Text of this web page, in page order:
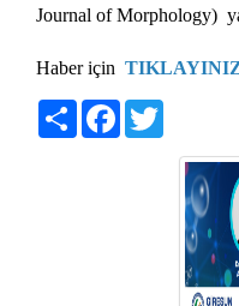
Journal of Morphology)
Haber için
Share Facebook